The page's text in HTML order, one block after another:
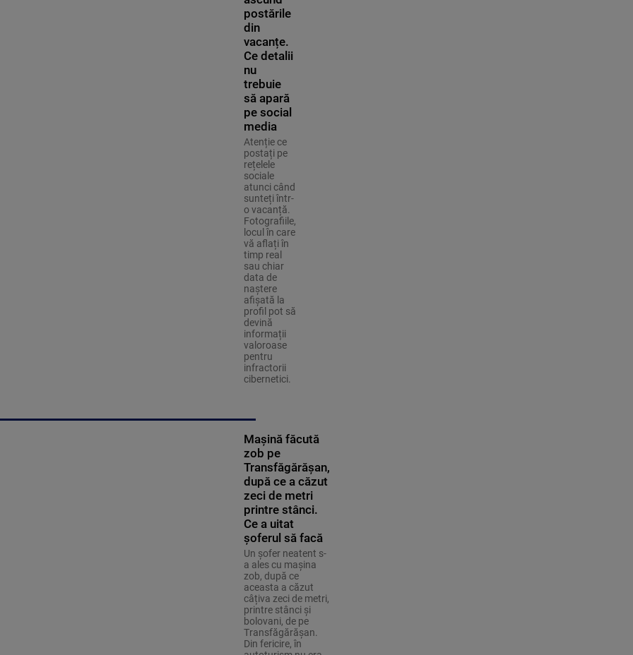
postările
din
vacanțe.
Ce detalii
nu
trebuie
să apară
pe social
media
Atenție ce
postați pe
rețelele
sociale
atunci când
sunteți într-
o vacanță.
Fotografiile,
locul în care
vă aflați în
timp real
sau chiar
data de
naștere
afișată la
profil pot să
devină
informații
valoroase
pentru
infractorii
cibernetici.
Mașină făcută
zob pe
Transfăgărășan,
după ce a căzut
zeci de metri
printre stânci.
Ce a uitat
șoferul să facă
Un șofer neatent s-
a ales cu mașina
zob, după ce
aceasta a căzut
câțiva zeci de metri,
printre stânci și
bolovani, de pe
Transfăgărășan.
Din fericire, în